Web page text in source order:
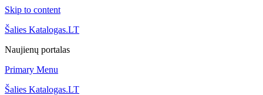
Skip to content
Šalies Katalogas.LT
Naujienų portalas
Primary Menu
Šalies Katalogas.LT